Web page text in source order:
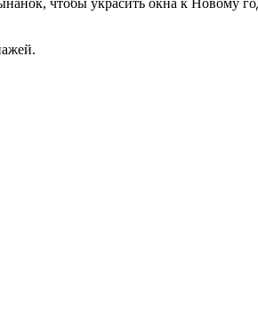
чтобы украсить окна к Новому